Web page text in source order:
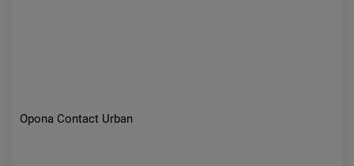
Opona Contact Urban